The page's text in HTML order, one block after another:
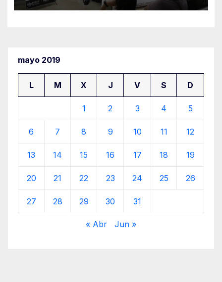
mayo 2019
L M X J V S D
1 2 3 4 5
6 7 8 9 10 11 12
13 14 15 16 17 18 19
20 21 22 23 24 25 26
27 28 29 30 31
« Abr Jun »